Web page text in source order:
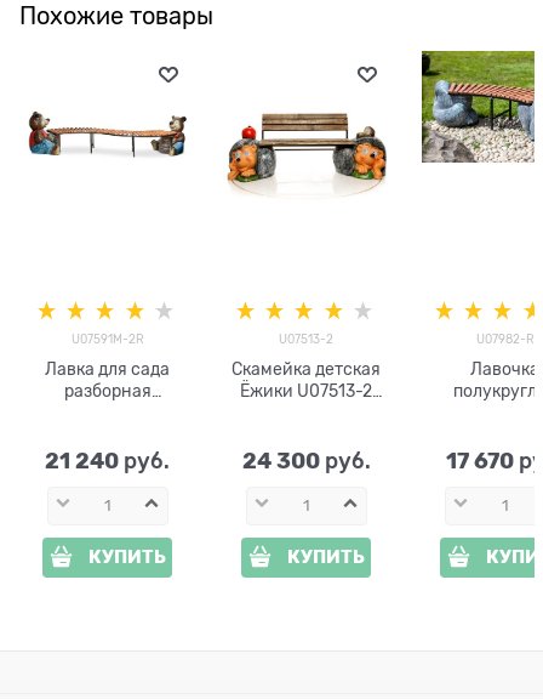
Похожие товары
U07591M-2R
Лавка для сада
разборная
стеклопластик,
металл и дерево
21 240 руб.
КУПИТЬ
U07513-2
Скамейка детская
Ёжики U07513-2
24 300 руб.
КУПИТЬ
U07982-R
Лавочка
металл,
дерево
17 670